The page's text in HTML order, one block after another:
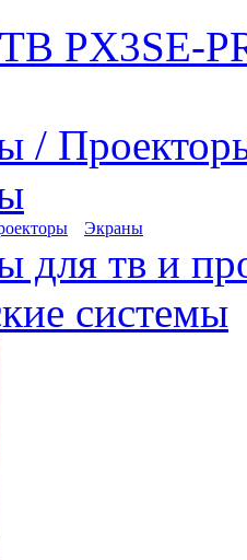
PX3SE-
/
Экраны
для тв и
системы